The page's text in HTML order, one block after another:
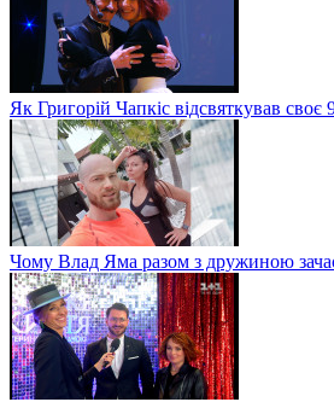
Як Григорій Чапкіс відсвяткував своє
Чому Влад Яма разом з дружиною